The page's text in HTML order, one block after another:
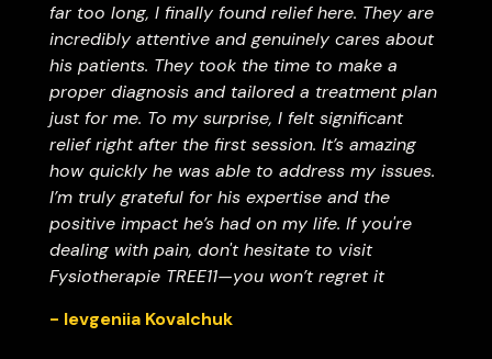
far too long, I finally found relief here. They are
incredibly attentive and genuinely cares about
his patients. They took the time to make a
proper diagnosis and tailored a treatment plan
just for me. To my surprise, I felt significant
relief right after the first session. It’s amazing
how quickly he was able to address my issues.
I’m truly grateful for his expertise and the
positive impact he’s had on my life. If you're
dealing with pain, don't hesitate to visit
Fysiotherapie TREE11—you won’t regret it
- Ievgeniia Kovalchuk